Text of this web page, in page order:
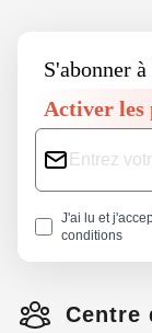
S'abonner
Activer les
J'ai lu et
conditions
Centre